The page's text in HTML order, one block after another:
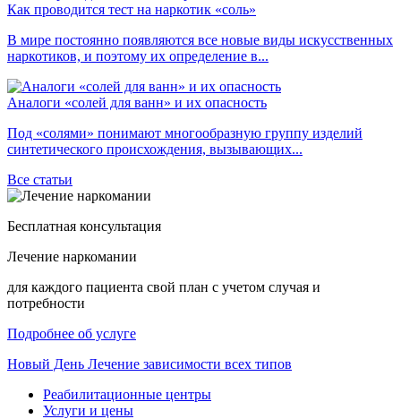
Как проводится тест на наркотик «соль»
В мире постоянно появляются все новые виды искусственных
наркотиков, и поэтому их определение в...
Аналоги «солей для ванн» и их опасность
Под «солями» понимают многообразную группу изделий
синтетического происхождения, вызывающих...
Все статьи
Бесплатная консультация
Лечение наркомании
для каждого пациента свой план с учетом случая и
потребности
Подробнее об услуге
Новый День Лечение зависимости всех типов
Реабилитационные центры
Услуги и цены